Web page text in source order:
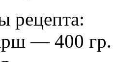
рецепта:
— 400 гр.